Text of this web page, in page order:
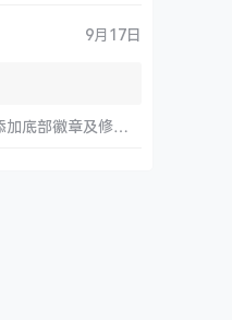
9月17日
及修改链接和运行时间